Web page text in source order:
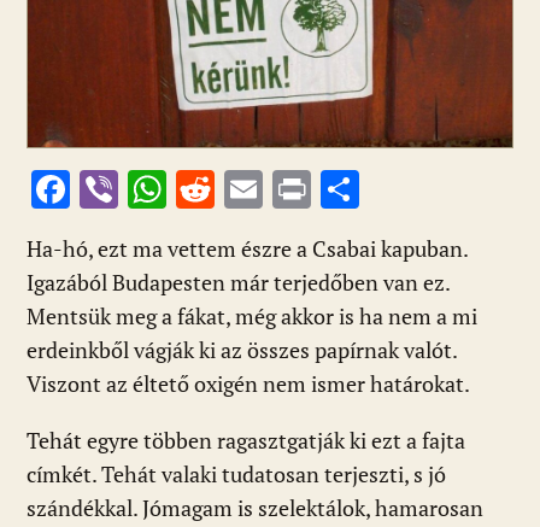
F
ac
e
b
o
o
k
Vi
er
W
at
s
A
p
p
R
d
di
t
E
ai
l
Pr
in
t
ss
za
m
e
g
Ha-hó, ezt ma vettem észre a Csabai kapuban.
Igazából Budapesten már terjedőben van ez.
Mentsük meg a fákat, még akkor is ha nem a mi
erdeinkből vágják ki az összes papírnak valót.
Viszont az éltető oxigén nem ismer határokat.
Tehát egyre többen ragasztgatják ki ezt a fajta
címkét. Tehát valaki tudatosan terjeszti, s jó
szándékkal. Jómagam is szelektálok, hamarosan